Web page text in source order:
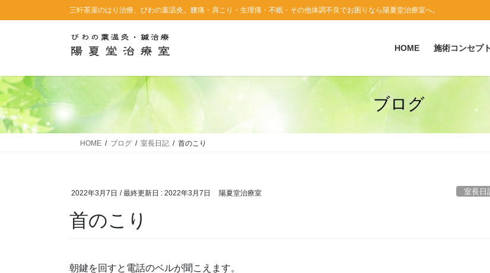
ン
に
移
動
ビ
ョ
ン
に
移
動
三軒茶屋のはり治療、びわの葉温灸。腰痛・肩こり・生理痛・不眠・その他体調不良でお困りなら陽夏堂治療室へ。
HOME 施術コンセプト
ブログ
HOME ブログ 室長日記 首のこり
2022年3月7日 / 最終更新日 : 2022年3月7日 陽夏堂治療室 室長日
首のこり
朝鍵を回すと電話のベルが聞こえます。